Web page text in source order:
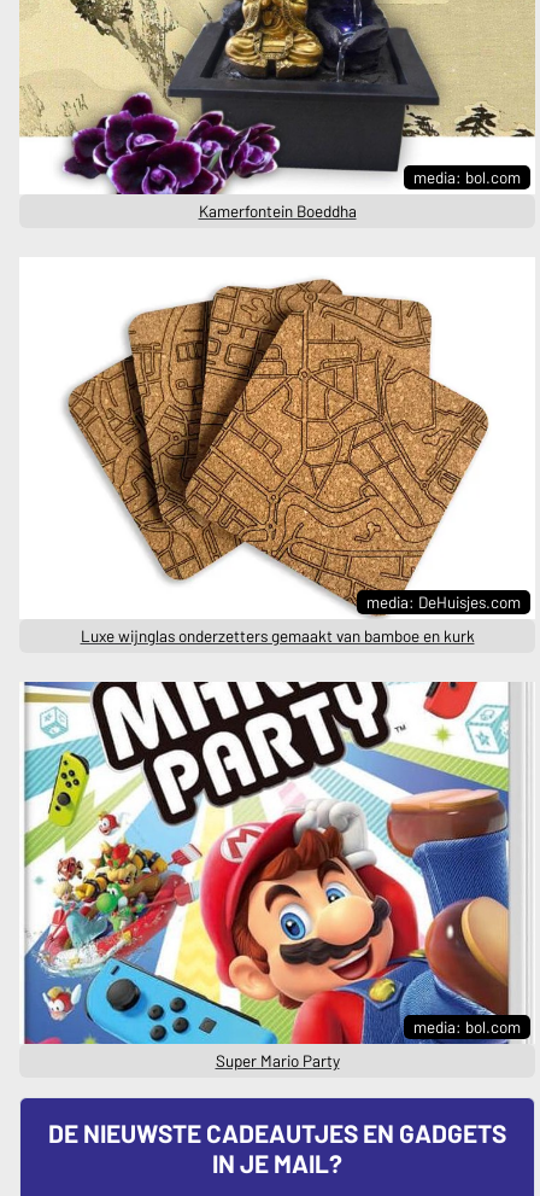
media: bol.com
Kamerfontein Boeddha
media: DeHuisjes.com
Luxe wijnglas onderzetters gemaakt van bamboe en kurk
media: bol.com
Super Mario Party
DE NIEUWSTE CADEAUTJES EN GADGETS
IN JE MAIL?